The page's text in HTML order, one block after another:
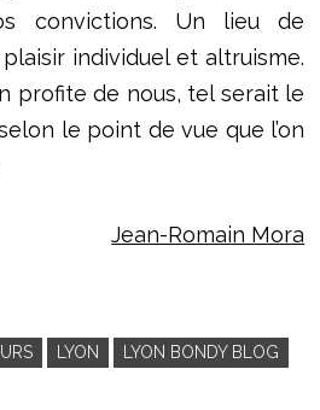
convictions. Un lieu de
individuel et altruisme.
profite de nous, tel serait le
le point de vue que l’on
Jean-Romain Mora
LYON LYON BONDY BLOG